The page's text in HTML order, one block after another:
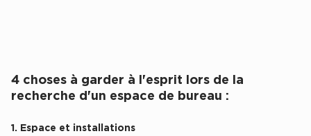
Location de Commerces à Reims
Achat de Commerces à Nîmes
4 choses à garder à l'esprit lors de la
recherche d'un espace de bureau :
1. Espace et installations